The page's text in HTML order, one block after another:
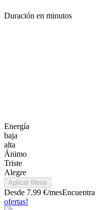
Duración en minutos
Energía
baja
alta
Ánimo
Triste
Alegre
Aplicar filtros
Desde 7,99 €/mes
ofertas!